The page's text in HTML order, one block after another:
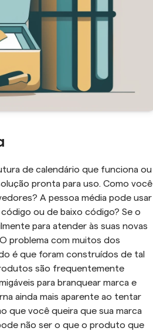
de calendário que funciona ou
pronta para uso. Como você
A pessoa média pode usar
ou de baixo código? Se o
para atender às suas novas
problema com muitos dos
é que foram construídos de tal
são frequentemente
para branquear marca e
ainda mais aparente ao tentar
que você queira que sua marca
não ser o que o produto que